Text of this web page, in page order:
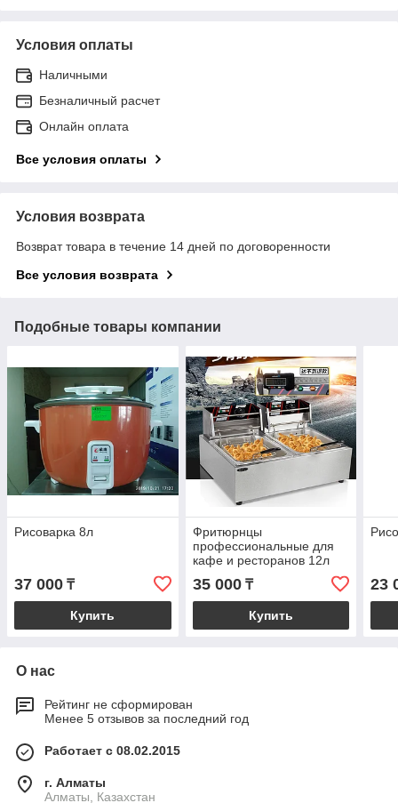
Условия оплаты
Наличными
Безналичный расчет
Онлайн оплата
Все условия оплаты
Условия возврата
Возврат товара в течение 14 дней по договоренности
Все условия возврата
Подобные товары компании
Рисоварка 8л
37 000 ₸
Купить
Фритюрнцы
профессиональные для
кафе и ресторанов 12л
35 000₸
Купить
23
О нас
Рейтинг не сформирован
Менее 5 отзывов за последний год
Работает с 08.02.2015
г. Алматы
Алматы, Казахстан